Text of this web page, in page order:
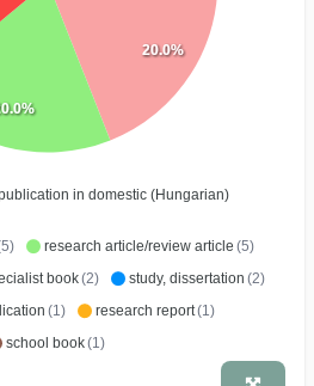
in domestic (Hungarian)
research article/review article (5)
book(2) study, dissertation (2)
(1) research report(1)
school book(1)
20.0%